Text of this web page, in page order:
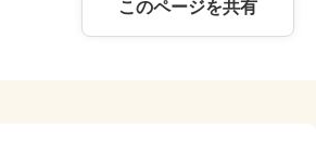
このページを共有